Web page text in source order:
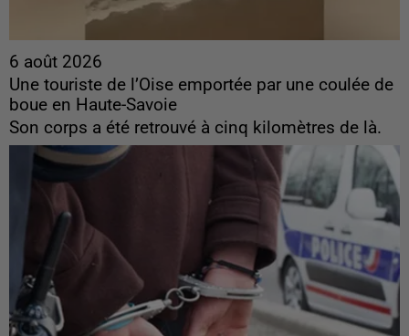
6 août 2026
Une touriste de l’Oise emportée par une coulée de
boue en Haute-Savoie
Son corps a été retrouvé à cinq kilomètres de là.